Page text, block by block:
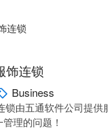
饰连锁
Business
锁由五通软件公司提供
理的问题！